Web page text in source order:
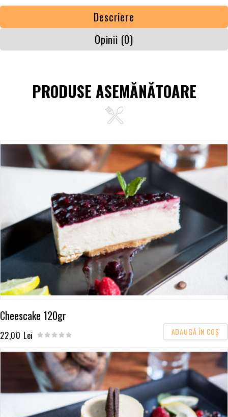
Descriere
Opinii (0)
PRODUSE ASEMĂNĂTOARE
Cheescake 120gr
22,00 Lei ADAUGĂ ÎN COŞ